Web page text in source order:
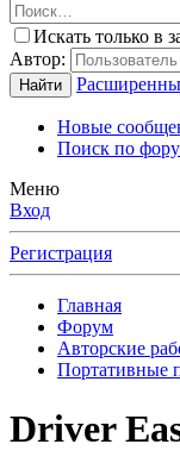
Искать только в
Автор:
Найти
Новые
Поиск по
Меню
Вход
Регистрация
Главная
Форум
Авторские
Портативные
Driver